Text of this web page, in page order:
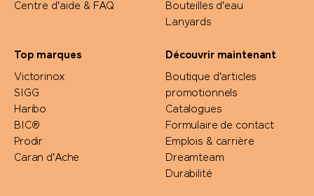
Centre d'aide & FAQ
Bouteilles d'eau
Lanyards
Top marques
Victorinox
SIGG
Haribo
BIC®
Prodir
Caran d'Ache
Découvrir maintenant
Boutique d'articles
promotionnels
Catalogues
Formulaire de contact
Emplois & carrière
Dreamteam
Durabilité
SKROSS®
Soeder
Sol's